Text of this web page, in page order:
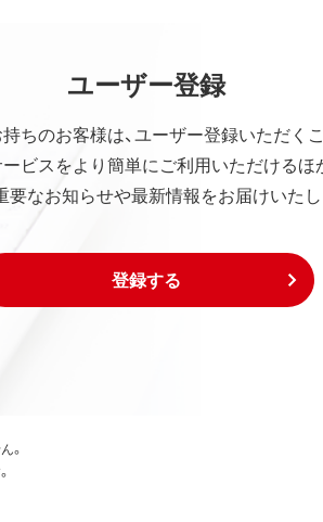
ユーザー登録
ちのお客様は、ユーザー登録いただく
ビスをより簡単にご利用いただけるほ
要なお知らせや最新情報をお届けいたし
登録する
。